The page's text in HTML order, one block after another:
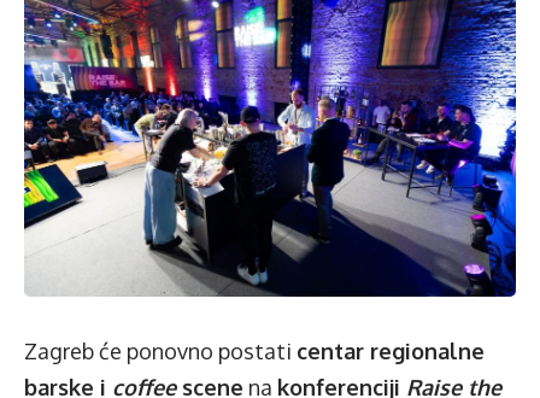
Zagreb će ponovno postati centar regionalne
barske i coffeescene na konferenciji Raise the